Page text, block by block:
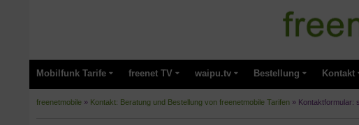
Mobilfunk Tarife freenet TV waipu.tv Bestellung Kontakt
freenetmobile » Kontakt: Beratung und Bestellung von freenetmobile Tarifen » Kontaktformular: